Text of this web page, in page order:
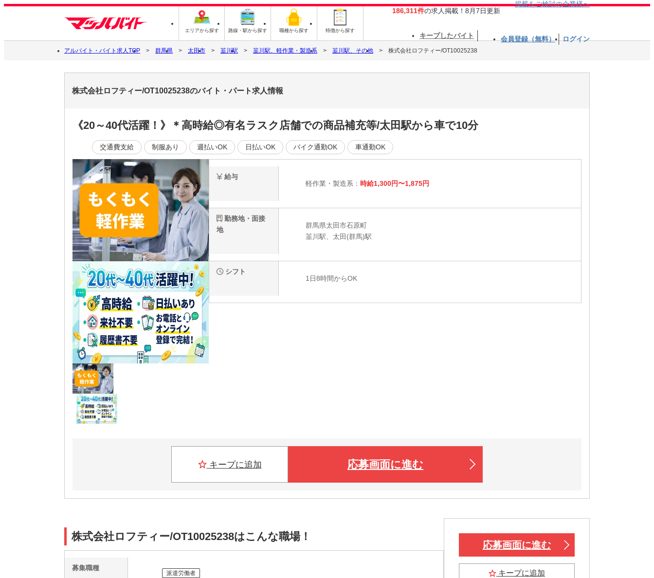
エリアから探す 路線・駅から探す 職種から探す 特徴から探す
186,311件の求人掲載！8月7日更新
掲載をご検討の企業様へ
キープしたバイト 会員登録（無料） ログイン
アルバイト・バイト求人TOP 群馬県 太田市 韮川駅 韮川駅、軽作業・製造系 韮川駅、その他 株式会社ロフティー/OT10025238
株式会社ロフティー/OT10025238のバイト・パート求人情報
《20～40代活躍！》＊高時給◎有名ラスク店舗での商品補充等/太田駅から車で10分
交通費支給 制服あり 週払いOK 日払いOK バイク通勤OK 車通勤OK
給与
軽作業・製造系： 時給1,300円〜1,875円
勤務地・面接
地
群馬県太田市石原町
韮川駅、太田(群馬)駅
シフト
1日8時間からOK
キープに追加 応募画面に進む
株式会社ロフティー/OT10025238はこんな職場！
募集職種
派遣労働者
応募画面に進む
キープに追加